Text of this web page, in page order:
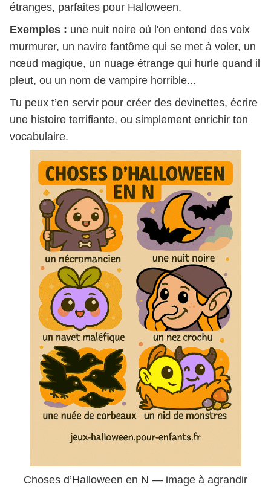
étranges, parfaites pour Halloween.
Exemples : une nuit noire où l'on entend des voix
murmurer, un navire fantôme qui se met à voler, un
nœud magique, un nuage étrange qui hurle quand il
pleut, ou un nom de vampire horrible...
Tu peux t’en servir pour créer des devinettes, écrire
une histoire terrifiante, ou simplement enrichir ton
vocabulaire.
Choses d’Halloween en N — image à agrandir